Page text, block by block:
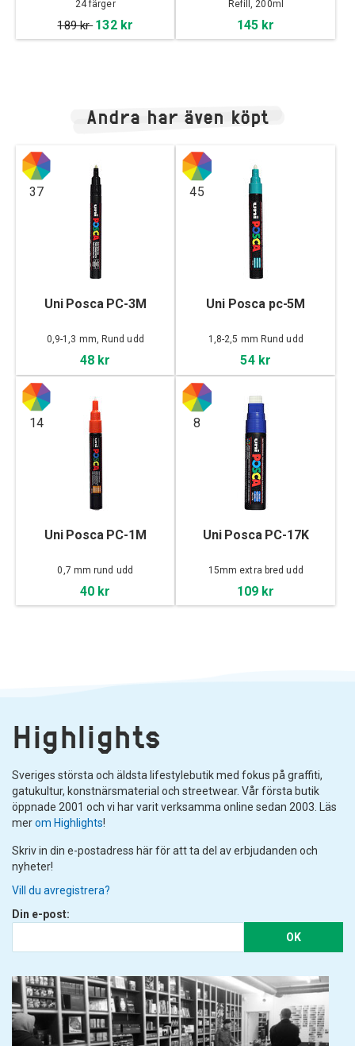
24 färger
189 kr 132 kr
Refill, 200ml
145 kr
Andra har även köpt
37
Uni Posca PC-3M
0,9-1,3 mm, Rund udd
48 kr
45
Uni Posca pc-5M
1,8-2,5 mm Rund udd
54 kr
14
Uni Posca PC-1M
0,7 mm rund udd
40 kr
8
Uni Posca PC-17K
15mm extra bred udd
109 kr
Highlights
Sveriges största och äldsta lifestylebutik med fokus på graffiti,
gatukultur, konstnärsmaterial och streetwear. Vår första butik
öppnade 2001 och vi har varit verksamma online sedan 2003. Läs
merom Highlights!
Skriv in din e-postadress här för att ta del av erbjudanden och
nyheter!
Vill du avregistrera?
Din e-post:
OK